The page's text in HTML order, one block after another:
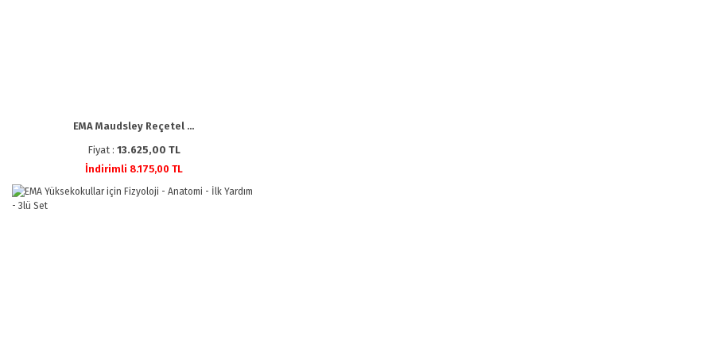
EMA Maudsley Reçetel ...
Fiyat : 13.625,00 TL
İndirimli 8.175,00 TL